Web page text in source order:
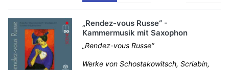
„Rendez-vous Russe“ -
Kammermusik mit Saxophon
„Rendez-vous Russe“
Werke von Schostakowitsch, Scriabin,